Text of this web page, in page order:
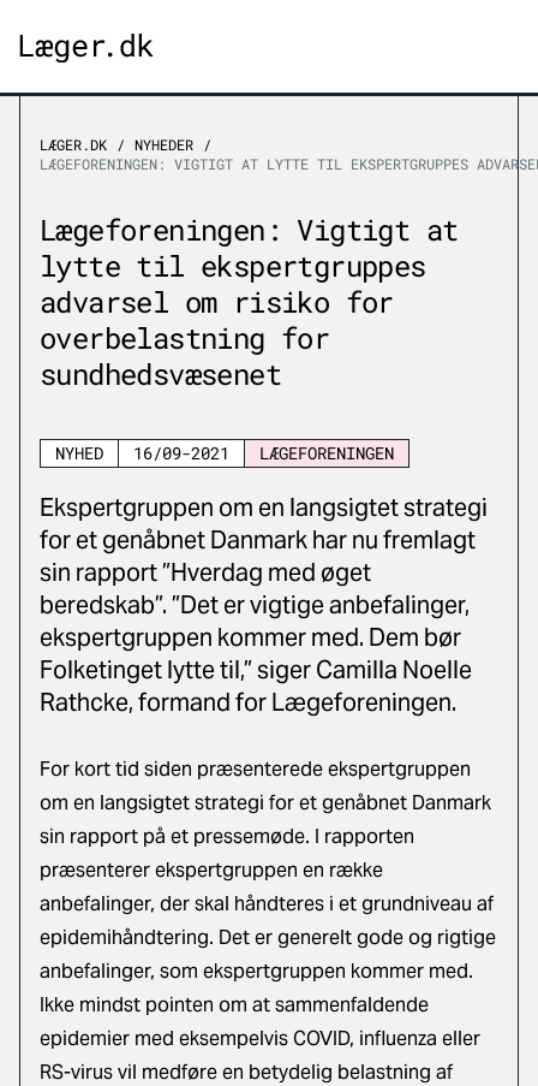
LÆGER.DK
NYHEDER
LÆGEFORENINGEN: VIGTIGT AT LYTTE TIL EKSPERTGRUPPES
Lægeforeningen: Vigtigt at
lytte til ekspertgruppes
advarsel om risiko for
overbelastning for
sundhedsvæsenet
NYHED 16/09-2021 LÆGEFORENINGEN
Ekspertgruppen om en langsigtet strategi
for et genåbnet Danmark har nu fremlagt
sin rapport ”Hverdag med øget
beredskab”. ”Det er vigtige anbefalinger,
ekspertgruppen kommer med. Dem bør
Folketinget lytte til,” siger Camilla Noelle
Rathcke, formand for Lægeforeningen.
For kort tid siden præsenterede ekspertgruppen
om en langsigtet strategi for et genåbnet Danmark
sin rapport på et pressemøde. I rapporten
præsenterer ekspertgruppen en række
anbefalinger, der skal håndteres i et grundniveau af
epidemihåndtering. Det er generelt gode og rigtige
anbefalinger, som ekspertgruppen kommer med.
Ikke mindst pointen om at sammenfaldende
epidemier med eksempelvis COVID, influenza eller
RS-virus vil medføre en betydelig belastning af